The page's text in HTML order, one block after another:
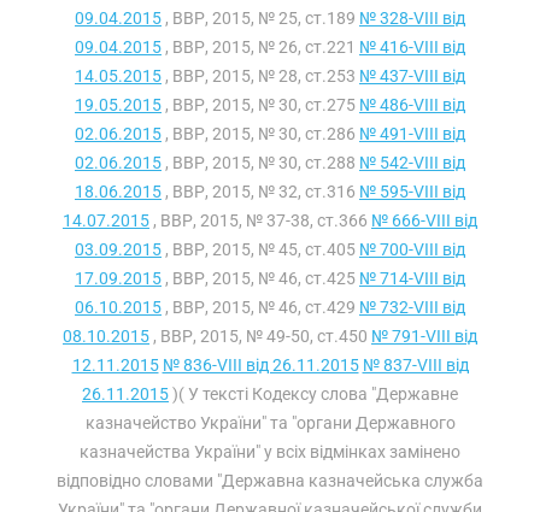
09.04.2015 , ВВР, 2015, № 25, ст.189 № 328-VIII від
09.04.2015 , ВВР, 2015, № 26, ст.221 № 416-VIII від
14.05.2015 , ВВР, 2015, № 28, ст.253 № 437-VIII від
19.05.2015 , ВВР, 2015, № 30, ст.275 № 486-VIII від
02.06.2015 , ВВР, 2015, № 30, ст.286 № 491-VIII від
02.06.2015 , ВВР, 2015, № 30, ст.288 № 542-VIII від
18.06.2015 , ВВР, 2015, № 32, ст.316 № 595-VIII від
14.07.2015 , ВВР, 2015, № 37-38, ст.366 № 666-VIII від
03.09.2015 , ВВР, 2015, № 45, ст.405 № 700-VIII від
17.09.2015 , ВВР, 2015, № 46, ст.425 № 714-VIII від
06.10.2015 , ВВР, 2015, № 46, ст.429 № 732-VIII від
08.10.2015 , ВВР, 2015, № 49-50, ст.450 № 791-VIII від
12.11.2015 № 836-VIII від 26.11.2015 № 837-VIII від
26.11.2015)( У тексті Кодексу слова "Державне
казначейство України" та "органи Державного
казначейства України" у всіх відмінках замінено
відповідно словами "Державна казначейська служба